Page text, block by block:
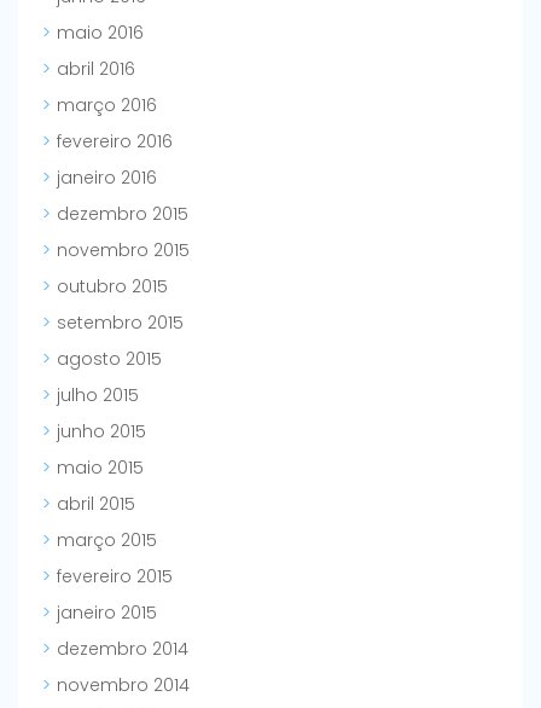
maio 2016
abril 2016
março 2016
fevereiro 2016
janeiro 2016
dezembro 2015
novembro 2015
outubro 2015
setembro 2015
agosto 2015
julho 2015
junho 2015
maio 2015
abril 2015
março 2015
fevereiro 2015
janeiro 2015
dezembro 2014
novembro 2014